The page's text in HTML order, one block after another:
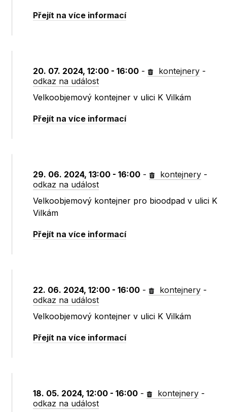
Přejít na více informací
20. 07. 2024, 12:00 - 16:00 - kontejnery -
odkaz na událost
Velkoobjemový kontejner v ulici K Vilkám
Přejít na více informací
29. 06. 2024, 13:00 - 16:00 - kontejnery -
odkaz na událost
Velkoobjemový kontejner pro bioodpad v ulici K
Vilkám
Přejít na více informací
22. 06. 2024, 12:00 - 16:00 - kontejnery -
odkaz na událost
Velkoobjemový kontejner v ulici K Vilkám
Přejít na více informací
18. 05. 2024, 12:00 - 16:00 - kontejnery -
odkaz na událost